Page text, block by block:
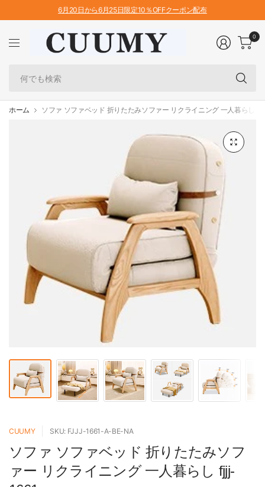
6月20日から6月25日限定10％OFFクーポン配布
0
ホーム ソファ ソファベッド 折りたたみソファー リクライニング 一人暮らし
CUUMY SKU: FJJJ-1661-A-BE-NA
ソファ ソファベッド 折りたたみソフ
ァー リクライニング 一人暮らし fjjj-